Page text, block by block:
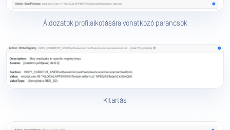
Áldozatok profilalkotására vonatkozó parancsok
Kitartás